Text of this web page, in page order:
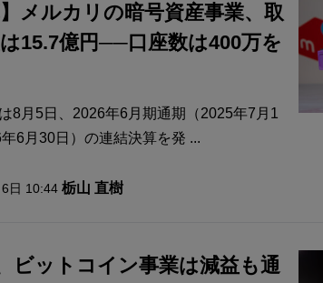
】メルカリの暗号資産事業、取
15.7億円──口座数は400万を
8月5日、2026年6月期通期（2025年7月1
6月30日）の連結決算を発 ...
日 10:44 栃山 直樹
ビットコイン事業は減益も通